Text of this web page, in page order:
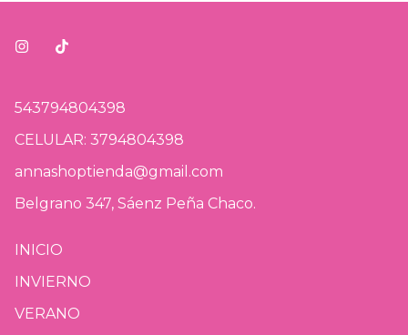
543794804398
CELULAR: 3794804398
annashoptienda@gmail.com
Belgrano 347, Sáenz Peña Chaco.
INICIO
INVIERNO
VERANO